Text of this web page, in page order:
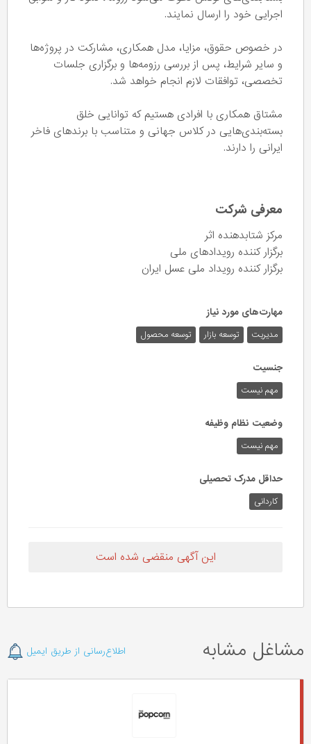
اجرایی خود را ارسال نمایند.
در خصوص حقوق، مزایا، مدل همکاری، مشارکت در پروژه‌ها
و سایر شرایط، پس از بررسی رزومه‌ها و برگزاری جلسات
تخصصی، توافقات لازم انجام خواهد شد.
مشتاق همکاری با افرادی هستیم که توانایی خلق
بسته‌بندی‌هایی در کلاس جهانی و متناسب با برندهای فاخر
ایرانی را دارند.
معرفی شرکت
مرکز شتابدهنده اثر
برگزار کننده رویدادهای ملی
برگزار کننده رویداد ملی عسل ایران
مهارت‌های مورد نیاز
مدیریت توسعه بازار توسعه محصول
جنسیت
مهم نیست
وضعیت نظام وظیفه
مهم‌ نیست
حداقل مدرک تحصیلی
کاردانی
این آگهی منقضی شده است
مشاغل مشابه اطلاع‌رسانی از طریق ایمیل